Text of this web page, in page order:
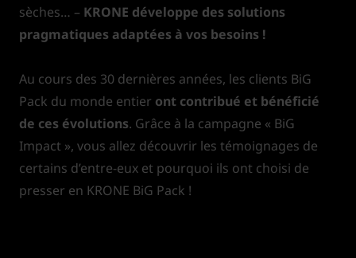
sèches… – KRONE développe des solutions
pragmatiques adaptées à vos besoins !
Au cours des 30 dernières années, les clients BiG
Pack du monde entier ont contribué et bénéficié
de ces évolutions. Grâce à la campagne « BiG
Impact », vous allez découvrir les témoignages de
certains d’entre-eux et pourquoi ils ont choisi de
presser en KRONE BiG Pack !